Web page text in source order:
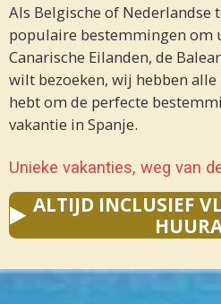
Als Belgische of Nederlandse
populaire bestemmingen om
Canarische Eilanden, de
wilt bezoeken, wij hebben
hebt om de perfecte
vakantie in Spanje.
Unieke vakanties, weg van
ALTIJD INCLUSIEF